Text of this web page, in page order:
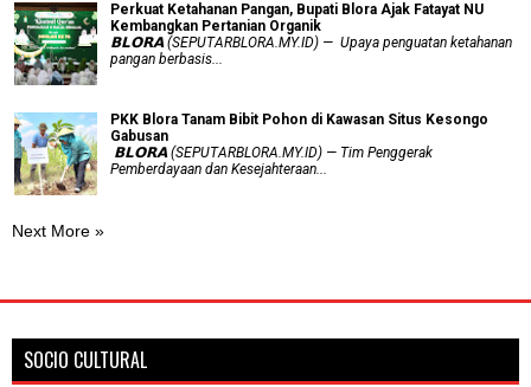
​Perkuat Ketahanan Pangan, Bupati Blora Ajak Fatayat NU
Kembangkan Pertanian Organik
𝗕𝗟𝗢𝗥𝗔 (SEPUTARBLORA.MY.ID) — Upaya penguatan ketahanan
pangan berbasis...
PKK Blora Tanam Bibit Pohon di Kawasan Situs Kesongo
Gabusan
‎ 𝗕𝗟𝗢𝗥𝗔 (SEPUTARBLORA.MY.ID) — Tim Penggerak
Pemberdayaan dan Kesejahteraan...
Next More »
SOCIO CULTURAL